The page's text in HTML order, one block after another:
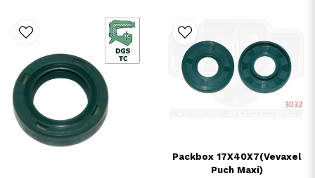
Packbox 17X40X7(Vevaxel
Puch Maxi)